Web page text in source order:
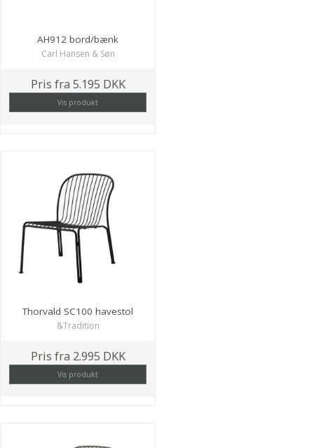
AH912 bord/bænk
Carl Hansen & Søn
Pris fra 5.195 DKK
Vis produkt
Thorvald SC100 havestol
&Tradition
Pris fra 2.995 DKK
Vis produkt